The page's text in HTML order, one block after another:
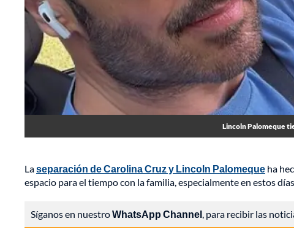
Lincoln Palomeque
Laseparación de Carolina Cruz y Lincoln Palomeque ha
espacio para el tiempo con la familia, especialmente en estos
Síganos en nuestroWhatsApp Channel, para recibir las